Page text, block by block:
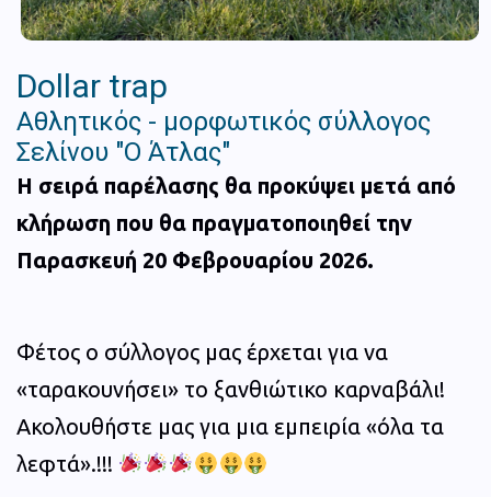
Dollar trap
Αθλητικός - μορφωτικός σύλλογος
Σελίνου "Ο Άτλας"
Η σειρά παρέλασης θα προκύψει μετά από
κλήρωση που θα πραγματοποιηθεί την
Παρασκευή 20 Φεβρουαρίου 2026.
Φέτος ο σύλλογος μας έρχεται για να
«ταρακουνήσει» το ξανθιώτικο καρναβάλι!
Ακολουθήστε μας για μια εμπειρία «όλα τα
λεφτά».!!!